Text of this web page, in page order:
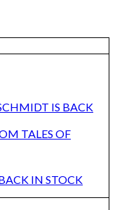
IS BACK
TALES OF
IN STOCK